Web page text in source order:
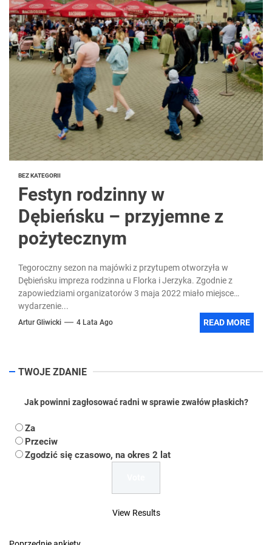
BEZ KATEGORII
￼Festyn rodzinny w
Dębieńsku – przyjemne z
pożytecznym
Tegoroczny sezon na majówki z przytupem otworzyła w
Dębieńsku impreza rodzinna u Florka i Jerzyka. Zgodnie z
zapowiedziami organizatorów 3 maja 2022 miało miejsce
wydarzenie...
Artur Gliwicki 4 Lata Ago READ MORE
TWOJE ZDANIE
Jak powinni zagłosować radni w sprawie zwałów płaskich?
Za
Przeciw
Zgodzić się czasowo, na okres 2 lat
View Results